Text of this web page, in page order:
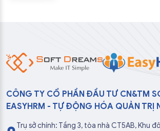
CÔNG TY CỔ PHẦN ĐẦU TƯ CN&TM
EASYHRM - TỰ ĐỘNG HÓA QUẢN TRỊ
Trụ sở chính: Tầng 3, tòa nhà CT5AB, Khu